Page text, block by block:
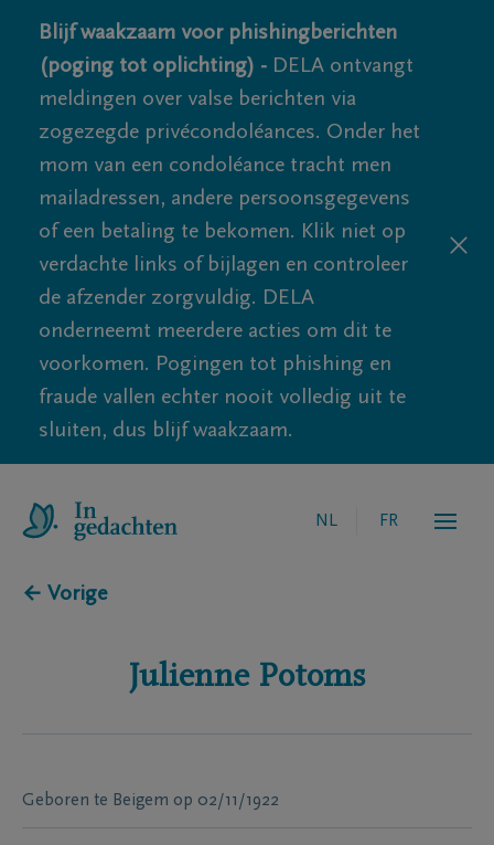
Blijf waakzaam voor phishingberichten
(poging tot oplichting) - DELA ontvangt
meldingen over valse berichten via
zogezegde privécondoléances. Onder het
mom van een condoléance tracht men
mailadressen, andere persoonsgegevens
of een betaling te bekomen. Klik niet op
verdachte links of bijlagen en controleer
de afzender zorgvuldig. DELA
onderneemt meerdere acties om dit te
voorkomen. Pogingen tot phishing en
fraude vallen echter nooit volledig uit te
sluiten, dus blijf waakzaam.
NL FR
← Vorige
Julienne Potoms
Geboren te Beigem op 02/11/1922